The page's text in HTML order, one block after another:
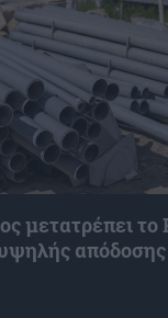
μετατρέπει το
απόδοσης